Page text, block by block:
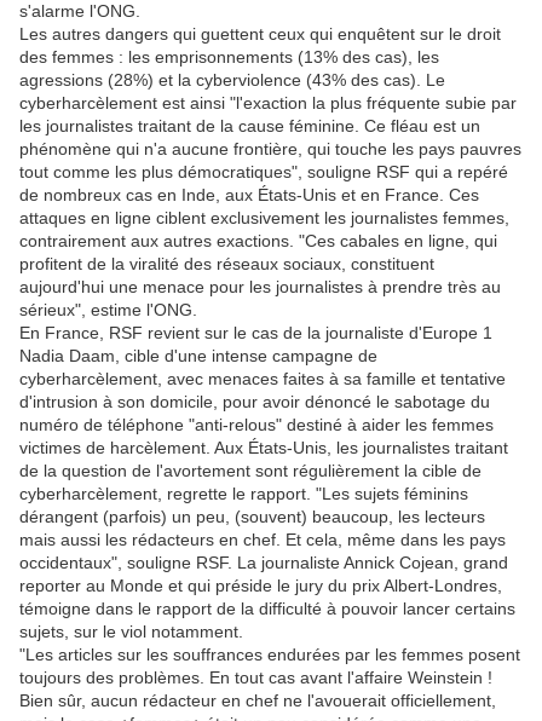
s'alarme l'ONG.
Les autres dangers qui guettent ceux qui enquêtent sur le droit
des femmes : les emprisonnements (13% des cas), les
agressions (28%) et la cyberviolence (43% des cas). Le
cyberharcèlement est ainsi "l'exaction la plus fréquente subie par
les journalistes traitant de la cause féminine. Ce fléau est un
phénomène qui n'a aucune frontière, qui touche les pays pauvres
tout comme les plus démocratiques", souligne RSF qui a repéré
de nombreux cas en Inde, aux États-Unis et en France. Ces
attaques en ligne ciblent exclusivement les journalistes femmes,
contrairement aux autres exactions. "Ces cabales en ligne, qui
profitent de la viralité des réseaux sociaux, constituent
aujourd'hui une menace pour les journalistes à prendre très au
sérieux", estime l'ONG.
En France, RSF revient sur le cas de la journaliste d'Europe 1
Nadia Daam, cible d'une intense campagne de
cyberharcèlement, avec menaces faites à sa famille et tentative
d'intrusion à son domicile, pour avoir dénoncé le sabotage du
numéro de téléphone "anti-relous" destiné à aider les femmes
victimes de harcèlement. Aux États-Unis, les journalistes traitant
de la question de l'avortement sont régulièrement la cible de
cyberharcèlement, regrette le rapport. "Les sujets féminins
dérangent (parfois) un peu, (souvent) beaucoup, les lecteurs
mais aussi les rédacteurs en chef. Et cela, même dans les pays
occidentaux", souligne RSF. La journaliste Annick Cojean, grand
reporter au Monde et qui préside le jury du prix Albert-Londres,
témoigne dans le rapport de la difficulté à pouvoir lancer certains
sujets, sur le viol notamment.
"Les articles sur les souffrances endurées par les femmes posent
toujours des problèmes. En tout cas avant l'affaire Weinstein !
Bien sûr, aucun rédacteur en chef ne l'avouerait officiellement,